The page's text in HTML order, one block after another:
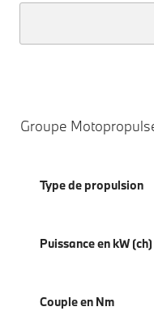
Groupe
Type de propulsion
Puissance en kW (ch)
Couple en Nm